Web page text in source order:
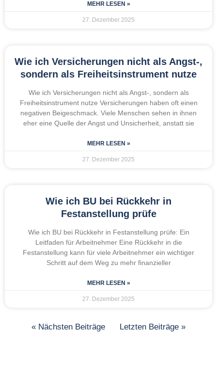
MEHR LESEN »
27. Dezember 2025
Wie ich Versicherungen nicht als Angst-,
sondern als Freiheitsinstrument nutze
Wie ich Versicherungen nicht als Angst-, sondern als
Freiheitsinstrument nutze Versicherungen haben oft einen
negativen Beigeschmack. Viele Menschen sehen in ihnen
eher eine Quelle der Angst und Unsicherheit, anstatt sie
MEHR LESEN »
27. Dezember 2025
Wie ich BU bei Rückkehr in
Festanstellung prüfe
Wie ich BU bei Rückkehr in Festanstellung prüfe: Ein
Leitfaden für Arbeitnehmer Eine Rückkehr in die
Festanstellung kann für viele Arbeitnehmer ein wichtiger
Schritt auf dem Weg zu mehr finanzieller
MEHR LESEN »
27. Dezember 2025
« Nächsten Beiträge Letzten Beiträge »